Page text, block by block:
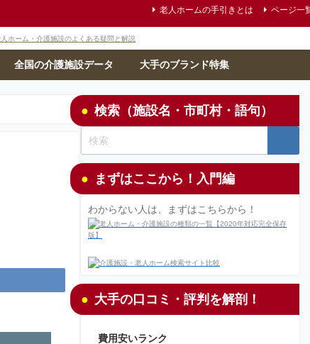
老人ホームの手引きとは ページ一
全国の介護施設データ 大手のブランド特集
検索（施設名・市町村・語句）
まずはここから！入門編
わからない人は、まずはこちらから！
大手の口コミ・評判を解剖！
費用安いランク